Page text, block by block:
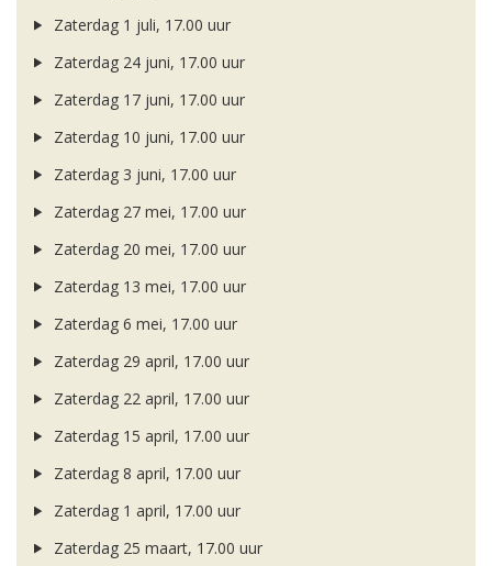
Zaterdag 1 juli, 17.00 uur
Zaterdag 24 juni, 17.00 uur
Zaterdag 17 juni, 17.00 uur
Zaterdag 10 juni, 17.00 uur
Zaterdag 3 juni, 17.00 uur
Zaterdag 27 mei, 17.00 uur
Zaterdag 20 mei, 17.00 uur
Zaterdag 13 mei, 17.00 uur
Zaterdag 6 mei, 17.00 uur
Zaterdag 29 april, 17.00 uur
Zaterdag 22 april, 17.00 uur
Zaterdag 15 april, 17.00 uur
Zaterdag 8 april, 17.00 uur
Zaterdag 1 april, 17.00 uur
Zaterdag 25 maart, 17.00 uur